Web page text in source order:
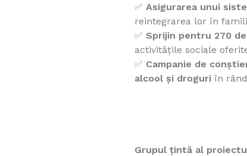
✅Asigurarea unui
reintegrarea lor în
✅ Sprijin pentru 270
activitățile sociale
✅ Campanie de
alcool și droguri în
Grupul țintă al